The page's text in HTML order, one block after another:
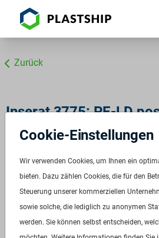
Zurück
Inserat 3775: PE-LD
transluzent
Cookie-Einstellungen
Wir verwenden Cookies, um Ihnen ein
bieten. Dazu zählen Cookies, die für den
Steuerung unserer kommerziellen
sowie solche, die lediglich zu anonymen
werden. Sie können selbst entscheiden,